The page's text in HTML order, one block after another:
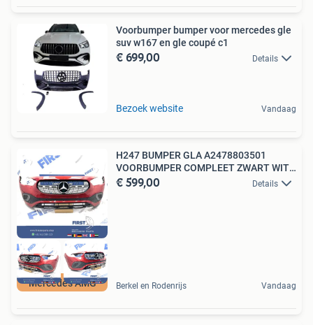
Voorbumper bumper voor mercedes gle
suv w167 en gle coupé c1
€ 699,00 Details
Bezoek website Vandaag
Mercedes AMG
H247 BUMPER GLA A2478803501
VOORBUMPER COMPLEET ZWART WIT
GR
€ 599,00 Details
Berkel en Rodenrijs Vandaag